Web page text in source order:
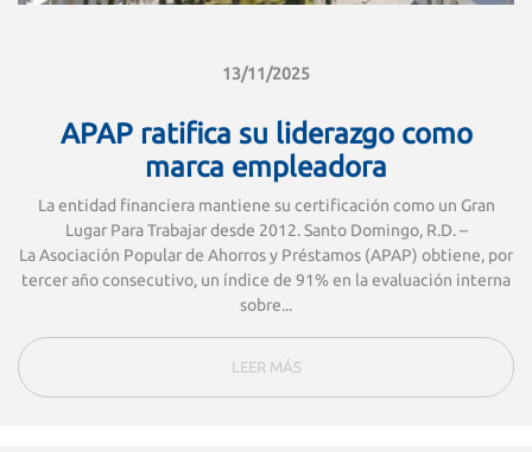
13/11/2025
APAP ratifica su liderazgo como
marca empleadora
La entidad financiera mantiene su certificación como un Gran
Lugar Para Trabajar desde 2012. Santo Domingo, R.D. –
La Asociación Popular de Ahorros y Préstamos (APAP) obtiene, por
tercer año consecutivo, un índice de 91% en la evaluación interna
sobre...
LEER MÁS